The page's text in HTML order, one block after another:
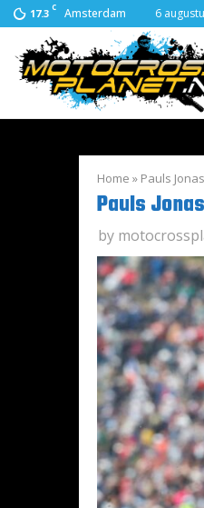
17.3 C Amsterdam 6
Home » Pauls
Pauls
by